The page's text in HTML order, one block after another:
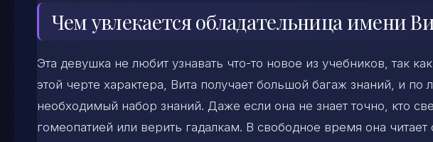
Чем увлекается обладательница имени
Эта девушка не любит узнавать что-то новое из учебников, так
этой черте характера, Вита получает большой багаж знаний, и
необходимый набор знаний. Даже если она не знает точно, кто
гомеопатией или верить гадалкам. В свободное время она читает